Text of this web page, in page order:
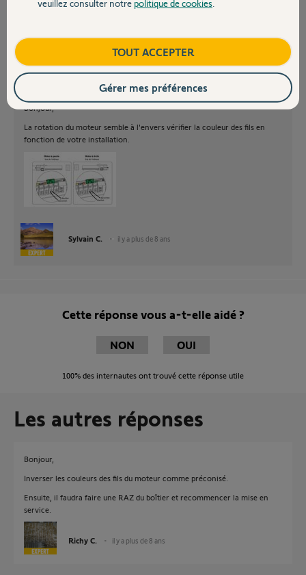
Contact
il y a plus de 8 ans
Bonjour,
La rotation du moteur semble à l'envers vérifier la couleur des fils en
fonction de votre installation.
Sylvain C. il y a plus de 8 ans
Cette réponse vous a-t-elle aidé ?
NON OUI
100% des internautes ont trouvé cette réponse utile
Les autres réponses
Bonjour,
Inverser les couleurs des fils du moteur comme préconisé.
Ensuite, il faudra faire une RAZ du boîtier et recommencer la mise en
service.
Richy C. il y a plus de 8 ans
veuillez consulter notre politique de cookies
TOUT ACCEPTER
Gérer mes préférences